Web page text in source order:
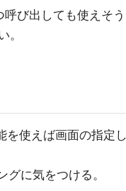
呼び出しても使えそう
。
使えば画面の指定
に気をつける。